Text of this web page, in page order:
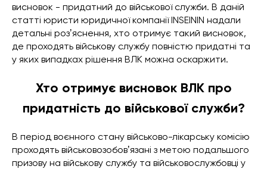
висновок - придатний до військової служби. В даній
статті юристи юридичної компанії INSEININ надали
детальні розʼяснення, хто отримує такий висновок,
де проходять військову службу повністю придатні та
у яких випадках рішення ВЛК можна оскаржити.
Хто отримує висновок ВЛК про
придатність до військової служби?
В період воєнного стану військово-лікарську комісію
проходять військовозобовʼязані з метою подальшого
призову на військову службу та військовослужбовці у